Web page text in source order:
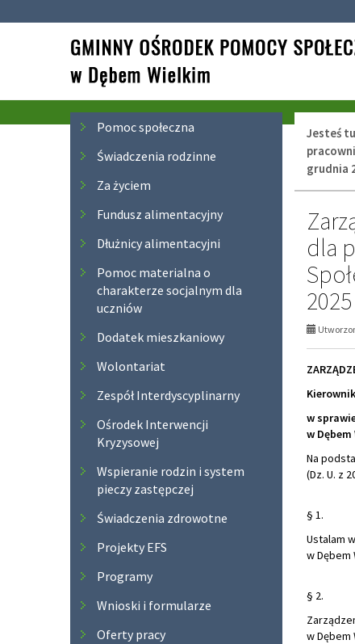
MenuPomoc społeczna
Świadczenia rodzinne
Za życiem
Fundusz alimentacyjny
Dłużnicy alimentacyjni
Pomoc materialna o
charakterze socjalnym dla
uczniów
Dodatek mieszkaniowy
Wolontariat
Zespół Interdyscyplinarny
Ośrodek Interwencji
Kryzysowej
Wspieranie rodzin i system
pieczy zastępczej
Świadczenia zdrowotne
Projekty EFS
Programy
Wnioski i formularze
Oferty pracy
Jesteś
grudnia
dla
w
w
Na
(Dz. U. z
§ 1.
Ustalam
w Dębem
§ 2.
w